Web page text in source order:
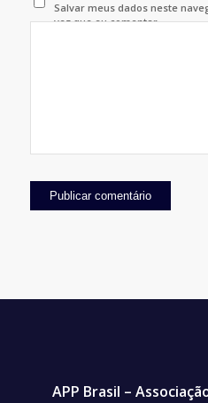
Salvar meus dados neste
vez que eu comentar.
APP Brasil –